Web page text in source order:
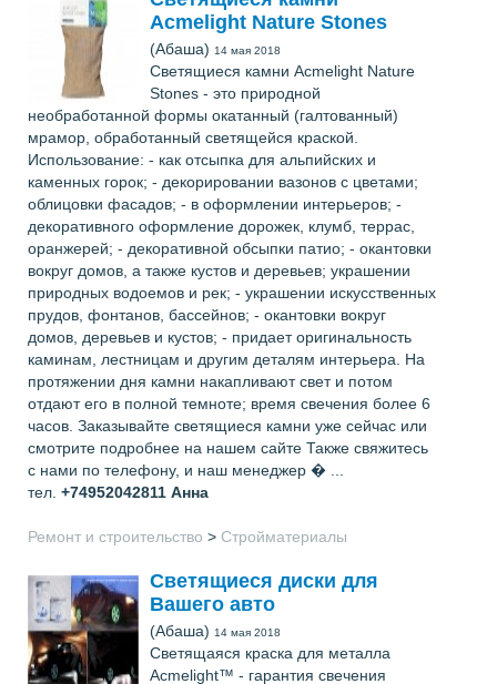
Acmelight Naturе Stones
(Абаша) 14 мая 2018
Светящиеся камни Acmelight Naturе
Stones - это природной
необработанной формы окатанный (галтованный)
мрамор, обработанный светящейся краской.
Использование: - как отсыпка для альпийских и
каменных горок; - декорировании вазонов с цветами;
облицовки фасадов; - в оформлении интерьеров; -
декоративного оформление дорожек, клумб, террас,
оранжерей; - декоративной обсыпки патио; - окантовки
вокруг домов, а также кустов и деревьев; украшении
природных водоемов и рек; - украшении искусственных
прудов, фонтанов, бассейнов; - окантовки вокруг
домов, деревьев и кустов; - придает оригинальность
каминам, лестницам и другим деталям интерьера. На
протяжении дня камни накапливают свет и потом
отдают его в полной темноте; время свечения более 6
часов. Заказывайте светящиеся камни уже сейчас или
смотрите подробнее на нашем сайте Также свяжитесь
с нами по телефону, и наш менеджер � ...
тел. +74952042811 Анна
Ремонт и строительство > Стройматериалы
Светящиеся диски для
Вашего авто
(Абаша) 14 мая 2018
Светящаяся краска для металла
Acmelight™ - гарантия свечения